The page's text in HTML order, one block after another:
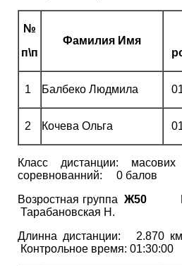
№
п\п
Фамилия Имя
1 Балбеко Людмила
2 Кочева Ольга
Класс дистанции:
соревнованний: 0 балов
Возростная группаЖ50
Тарабановская Н.
Длинна дистанции:
Контрольное время: 01:30:00